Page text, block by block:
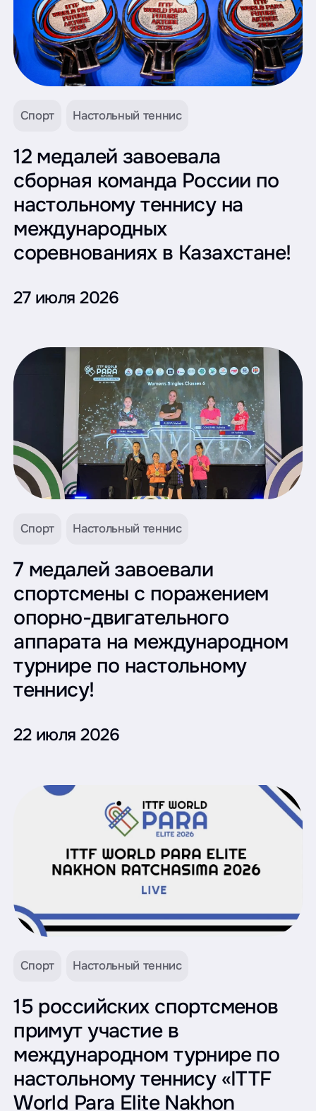
Спорт Настольный теннис
12 медалей завоевала
сборная команда России по
настольному теннису на
международных
соревнованиях в Казахстане!
27 июля 2026
Спорт Настольный теннис
7 медалей завоевали
спортсмены с поражением
опорно-двигательного
аппарата на международном
турнире по настольному
теннису!
22 июля 2026
Спорт Настольный теннис
15 российских спортсменов
примут участие в
международном турнире по
настольному теннису «ITTF
World Para Elite Nakhon